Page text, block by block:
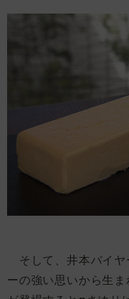
そして、井本バイヤ
ーの強い思いから生ま